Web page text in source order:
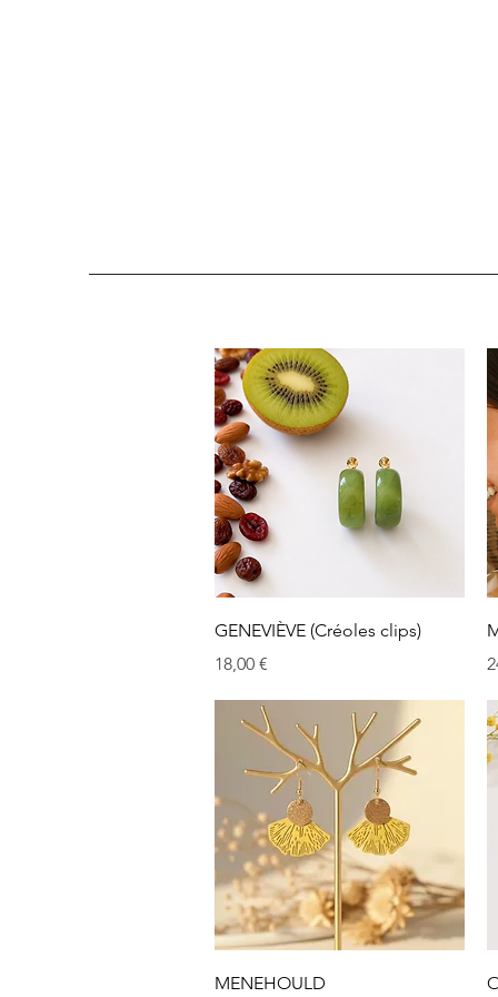
Aperçu rapide
GENEVIÈVE (Créoles clips)
Prix
18,00 €
Aperçu rapide
MENEHOULD